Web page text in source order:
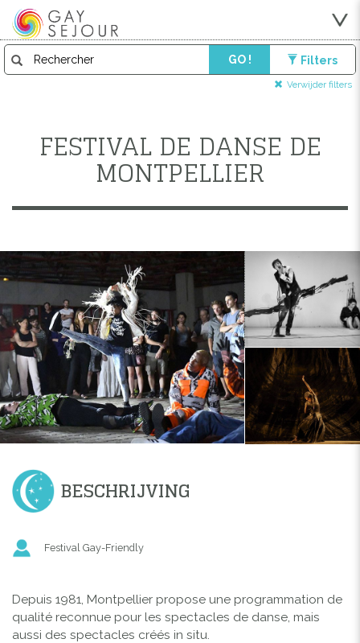
GO ! Filters
Verwijder filters
FESTIVAL DE DANSE DE
MONTPELLIER
BESCHRIJVING
Festival Gay-Friendly
Depuis 1981, Montpellier propose une programmation de
qualité reconnue pour les spectacles de danse, mais
aussi des spectacles créés in situ.